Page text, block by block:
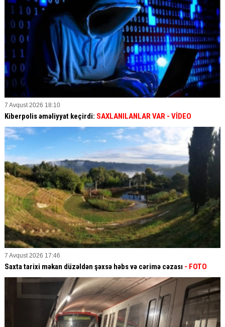
7 Avqust 2026 18:10
Kiberpolis əməliyyat keçirdi: SAXLANILANLAR VAR - VİDEO
7 Avqust 2026 17:46
Saxta tarixi məkan düzəldən şəxsə həbs və cərimə cəzası - FOTO